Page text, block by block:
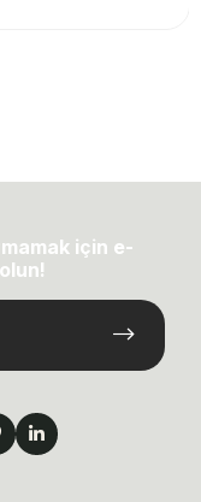
için e-